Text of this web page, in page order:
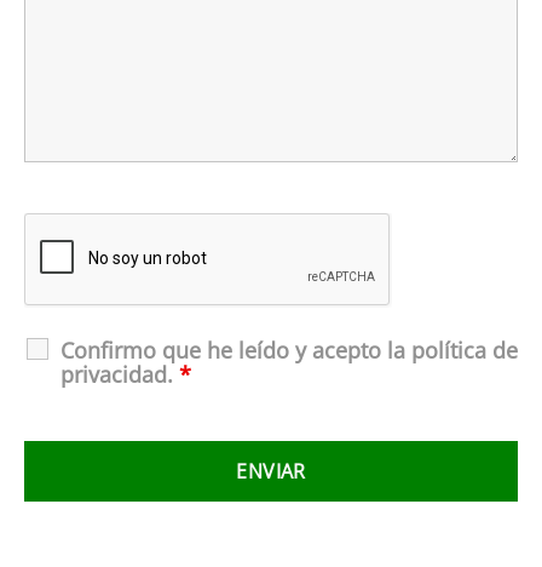
Confirmo que he leído y acepto la política de
privacidad. *